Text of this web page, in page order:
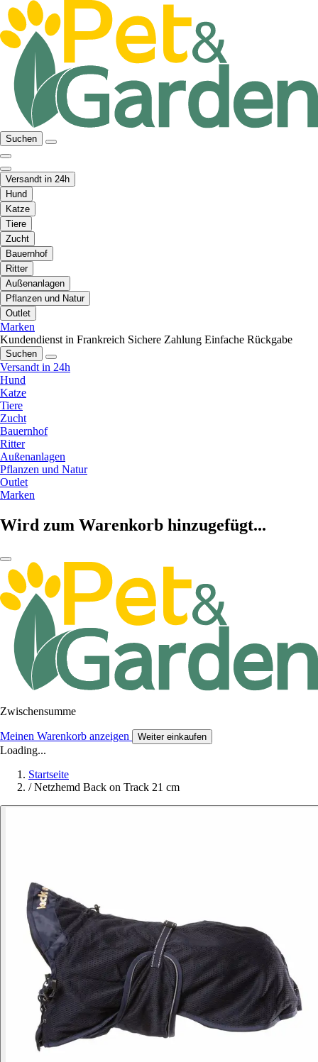
Suchen
Versandt in 24h
Hund
Katze
Tiere
Zucht
Bauernhof
Ritter
Außenanlagen
Pflanzen und Natur
Outlet
Marken
Kundendienst in Frankreich Sichere Zahlung Einfache Rückgabe
Suchen
Versandt in 24h
Hund
Katze
Tiere
Zucht
Bauernhof
Ritter
Außenanlagen
Pflanzen und Natur
Outlet
Marken
Wird zum Warenkorb hinzugefügt...
Zwischensumme
Meinen Warenkorb anzeigen Weiter einkaufen
Loading...
Startseite
/ Netzhemd Back on Track 21 cm